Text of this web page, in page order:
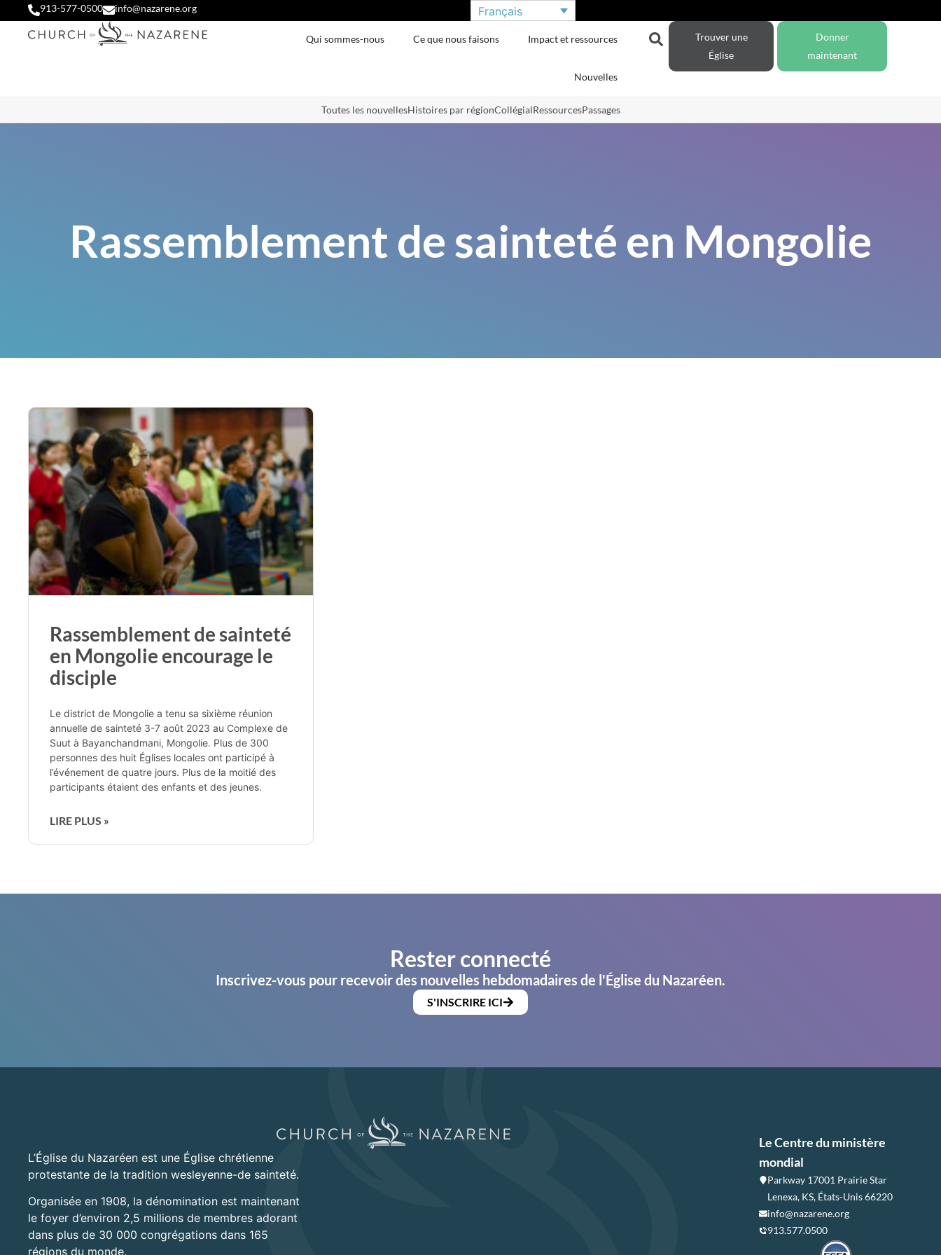
913-577-0500 info@nazarene.org Français
Qui sommes-nous Ce que nous faisons Impact et ressources
Nouvelles
Trouver une
Église
Donner
maintenant
Toutes les nouvellesHistoires par régionCollégialRessourcesPassages
Rassemblement de sainteté en Mongolie
Rassemblement de sainteté
en Mongolie encourage le
disciple
Le district de Mongolie a tenu sa sixième réunion
annuelle de sainteté 3-7 août 2023 au Complexe de
Suut à Bayanchandmani, Mongolie. Plus de 300
personnes des huit Églises locales ont participé à
l’événement de quatre jours. Plus de la moitié des
participants étaient des enfants et des jeunes.
LIRE PLUS »
Rester connecté
Inscrivez-vous pour recevoir des nouvelles hebdomadaires de l'Église du Nazaréen.
S'INSCRIRE ICI
L’Église du Nazaréen est une Église chrétienne
protestante de la tradition wesleyenne-de sainteté.
Organisée en 1908, la dénomination est maintenant
le foyer d’environ 2,5 millions de membres adorant
dans plus de 30 000 congrégations dans 165
régions du monde.
Le Centre du ministère
mondial
Parkway 17001 Prairie Star
Lenexa, KS, États-Unis 66220
info@nazarene.org
913.577.0500